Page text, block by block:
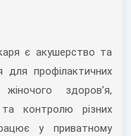
є акушерство та
для профілактичних
здоров’я,
та контролю різних
у приватному